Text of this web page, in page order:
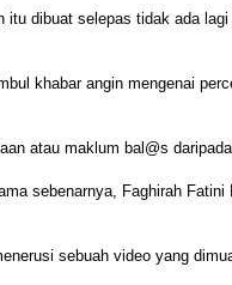
dibuat selepas tidak ada
khabar angin mengenai
atau maklum bal@s
sebenarnya, Faghirah Fatini
sebuah video yang